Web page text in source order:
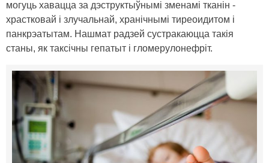
могуць хавацца за дэструктыўнымі зменамі тканін -
храстковай і злучальнай, хранічнымі тиреоидитом і
панкрэатытам. Нашмат радзей сустракаюцца такія
станы, як таксічны гепатыт і гломерулонефріт.